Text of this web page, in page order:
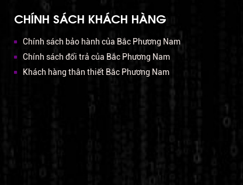
CHÍNH SÁCH KHÁCH HÀNG
Chính sách bảo hành của Bắc Phương Nam
Chính sách đổi trả của Bắc Phương Nam
Khách hàng thân thiết Bắc Phương Nam